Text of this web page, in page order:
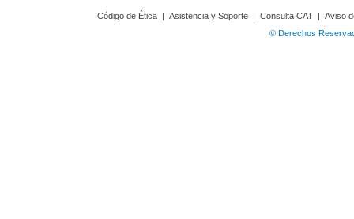
Código de Ética | Asistencia y Soporte | Consulta CAT | Aviso
© Derechos